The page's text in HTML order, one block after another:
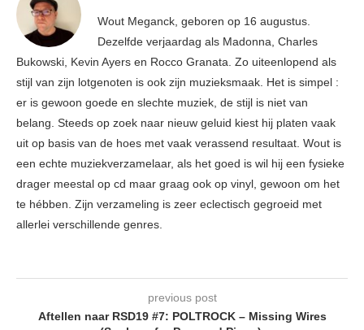
Wout Meganck, geboren op 16 augustus.
Dezelfde verjaardag als Madonna, Charles
Bukowski, Kevin Ayers en Rocco Granata. Zo uiteenlopend als
stijl van zijn lotgenoten is ook zijn muzieksmaak. Het is simpel :
er is gewoon goede en slechte muziek, de stijl is niet van
belang. Steeds op zoek naar nieuw geluid kiest hij platen vaak
uit op basis van de hoes met vaak verassend resultaat. Wout is
een echte muziekverzamelaar, als het goed is wil hij een fysieke
drager meestal op cd maar graag ook op vinyl, gewoon om het
te hébben. Zijn verzameling is zeer eclectisch gegroeid met
allerlei verschillende genres.
previous post
Aftellen naar RSD19 #7: POLTROCK – Missing Wires